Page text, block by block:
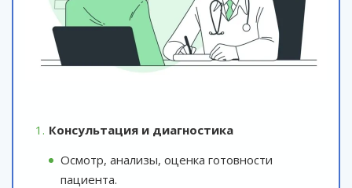
Консультация и диагностика
Осмотр, анализы, оценка готовности
пациента.